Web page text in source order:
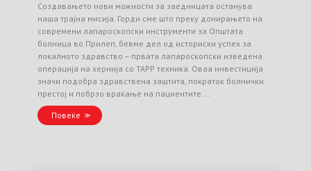
Создавањето нови можности за заедницата останува
наша трајна мисија. Горди сме што преку донирањето на
современи лапароскопски инструменти за Општата
болница во Прилеп, бевме дел од историски успех за
локалното здравство – првата лапароскопски изведена
операција на хернија со TAPP техника. Оваа инвестиција
значи подобра здравствена заштита, пократок болнички
престој и побрзо враќање на пациентите …
Повеќе